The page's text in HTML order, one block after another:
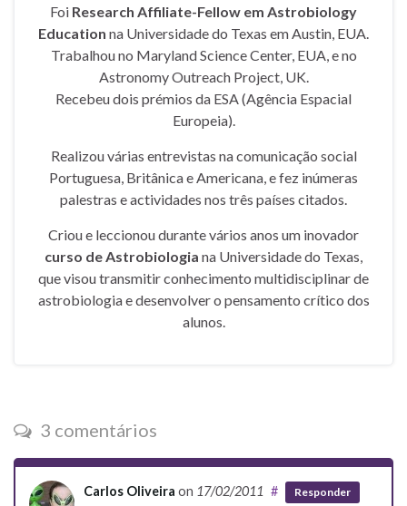
Foi Research Affiliate-Fellow em Astrobiology
Education na Universidade do Texas em Austin, EUA.
Trabalhou no Maryland Science Center, EUA, e no
Astronomy Outreach Project, UK.
Recebeu dois prémios da ESA (Agência Espacial
Europeia).
Realizou várias entrevistas na comunicação social
Portuguesa, Britânica e Americana, e fez inúmeras
palestras e actividades nos três países citados.
Criou e leccionou durante vários anos um inovador
curso de Astrobiologia na Universidade do Texas,
que visou transmitir conhecimento multidisciplinar de
astrobiologia e desenvolver o pensamento crítico dos
alunos.
3 comentários
Carlos Oliveira on 17/02/2011 # Responder